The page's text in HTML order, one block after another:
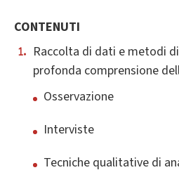
CONTENUTI
Raccolta di dati e metodi
profonda comprensione
Osservazione
Interviste
Tecniche qualitative di